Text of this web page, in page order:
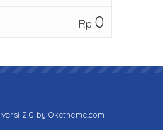
Rp 0
versi 2.0 by Oketheme.com